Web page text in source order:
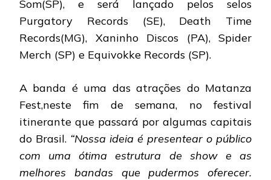
UMA
DO
Som(SP), e será lançado pelos selos
Purgatory Records (SE), Death Time
Records(MG), Xaninho Discos (PA), Spider
Merch (SP) e Equivokke Records (SP).
A banda é uma das atrações do Matanza
Fest,neste fim de semana, no festival
itinerante que passará por algumas capitais
do Brasil. “Nossa ideia é presentear o público
com uma ótima estrutura de show e as
melhores bandas que pudermos oferecer.